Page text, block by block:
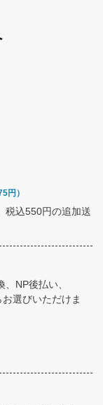
円）
税込550円の追加送
NP後払い、
選びいただけま